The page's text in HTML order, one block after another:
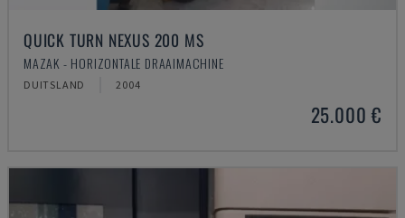
QUICK TURN NEXUS 200 MS
MAZAK - HORIZONTALE DRAAIMACHINE
DUITSLAND 2004
25.000 €